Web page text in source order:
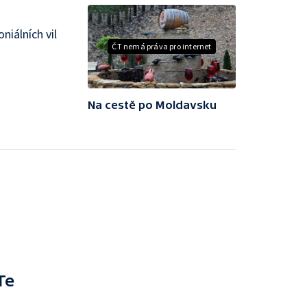
vil
ČT nemá práva pro internet
Na cestě po Moldavsku